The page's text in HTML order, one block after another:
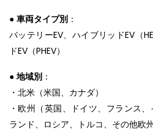
● 車両タイプ別 ：
バッテリーEV、ハイブリッドEV（
ドEV（PHEV）
● 地域別 ：
・北米（米国、カナダ）
・欧州（英国、ドイツ、フランス
ランド、ロシア、トルコ、その他欧州